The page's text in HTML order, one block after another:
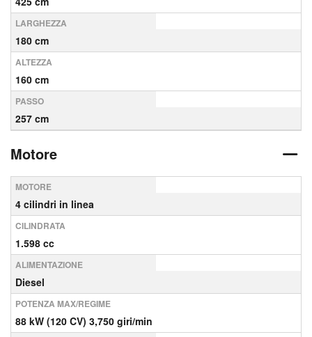
LARGHEZZA
180 cm
ALTEZZA
160 cm
PASSO
257 cm
Motore
MOTORE
4 cilindri in linea
CILINDRATA
1.598 cc
ALIMENTAZIONE
Diesel
POTENZA MAX/REGIME
88 kW (120 CV) 3,750 giri/min